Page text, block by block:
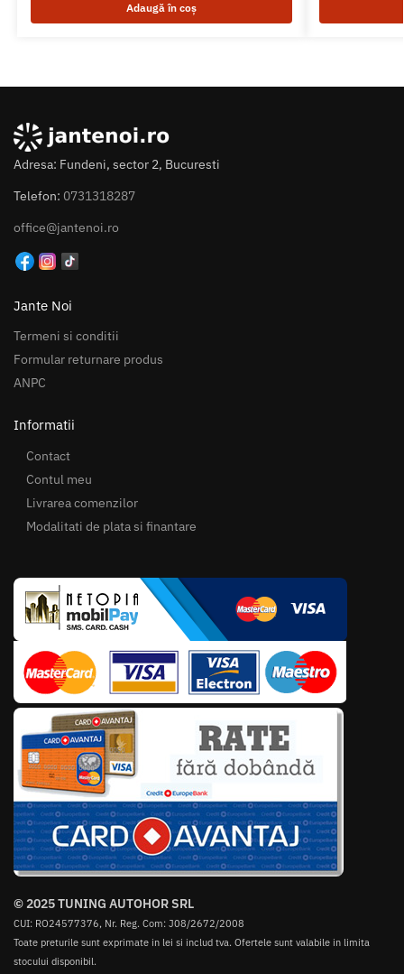
Adaugă în coș
Adresa: Fundeni, sector 2, Bucuresti
Telefon: 0731318287
office@jantenoi.ro
Jante Noi
Termeni si conditii
Formular returnare produs
ANPC
Informatii
Contact
Contul meu
Livrarea comenzilor
Modalitati de plata si finantare
© 2025 TUNING AUTOHOR SRL
CUI: RO24577376, Nr. Reg. Com: J08/2672/2008
Toate preturile sunt exprimate in lei si includ tva. Ofertele sunt valabile in limita
stocului disponibil.